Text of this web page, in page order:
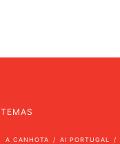
TEMAS
A CANHOTA AI PORTUGAL